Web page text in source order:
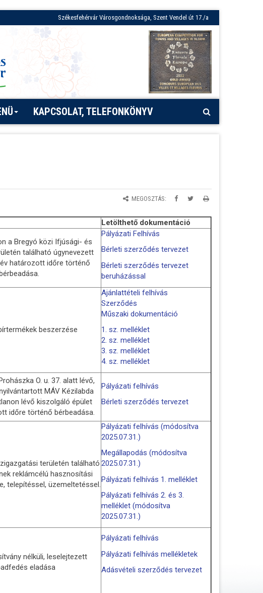
Székesfehérvár Városgondnoksága, Szent Vendel út 17./a
KAPCSOLAT, TELEFONKÖNYV
MEGOSZTÁS:
Letölthető dokumentáció
a Bregyó közi Ifjúsági- és
található úgynevezett
határozott időre történő
Pályázati Felhívás
Bérleti szerződés tervezet
Bérleti szerződés tervezet
beruházással
beszerzése
Ajánlattételi felhívás
Szerződés
Műszaki dokumentáció
1. sz. melléklet
2. sz. melléklet
3. sz. melléklet
4. sz. melléklet
O. u. 37. alatt lévő,
MÁV Kézilabda
lévő kiszolgáló épület
időre történő bérbeadása.
Pályázati felhívás
Bérleti szerződés tervezet
területén található
reklámcélú hasznosítási
telepítéssel, üzemeltetéssel.
Pályázati felhívás (módosítva
2025.07.31.)
Megállapodás (módosítva
2025.07.31.)
Pályázati felhívás 1. melléklet
Pályázati felhívás 2. és 3.
melléklet (módosítva
2025.07.31.)
nélküli, leselejtezett
eladása
Pályázati felhívás
Pályázati felhívás mellékletek
Adásvételi szerződés tervezet